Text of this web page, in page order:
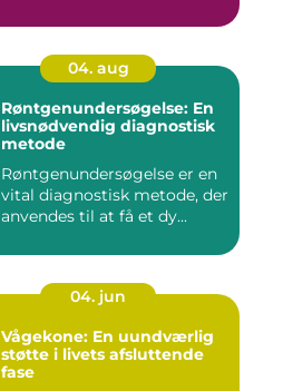
04. aug
Røntgenundersøgelse: En
livsnødvendig diagnostisk
metode
Røntgenundersøgelse er en
vital diagnostisk metode, der
anvendes til at få et dy...
04. jun
Vågekone: En uundværlig
støtte i livets afsluttende
fase